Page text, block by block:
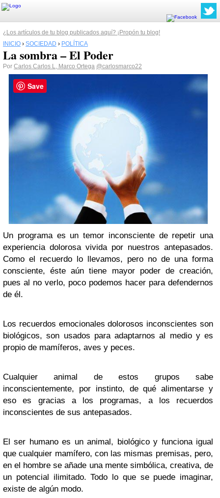
¿Los artículos de tu blog publicados aquí? ¡Propón tu blog!
INICIO › SOCIEDAD › POLÍTICA
La sombra – El Poder
Por Carlos Carlos L, Marco Ortega @carlosmarco22
Un programa es un temor inconsciente de repetir una
experiencia dolorosa vivida por nuestros antepasados.
Como el recuerdo lo llevamos, pero no de una forma
consciente, éste aún tiene mayor poder de creación,
pues al no verlo, poco podemos hacer para defendernos
de él.
Los recuerdos emocionales dolorosos inconscientes son
biológicos, son usados para adaptarnos al medio y es
propio de mamíferos, aves y peces.
Cualquier animal de estos grupos sabe
inconscientemente, por instinto, de qué alimentarse y
eso es gracias a los programas, a los recuerdos
inconscientes de sus antepasados.
El ser humano es un animal, biológico y funciona igual
que cualquier mamífero, con las mismas premisas, pero,
en el hombre se añade una mente simbólica, creativa, de
un potencial ilimitado. Todo lo que se puede imaginar,
existe de algún modo.
Save